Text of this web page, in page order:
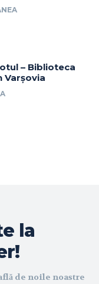
– Biblioteca
Varșovia
la
de noile noastre